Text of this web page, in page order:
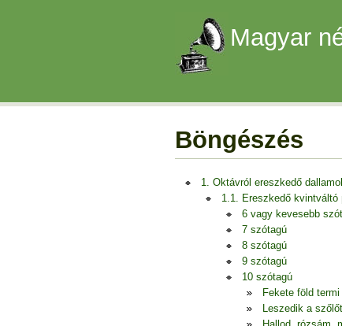
Magyar
Böngészés
1. Oktávról ereszkedő
1.1. Ereszkedő kvintváltó
6 vagy kevesebb
7 szótagú
8 szótagú
9 szótagú
10 szótagú
Fekete föld
Leszedik a